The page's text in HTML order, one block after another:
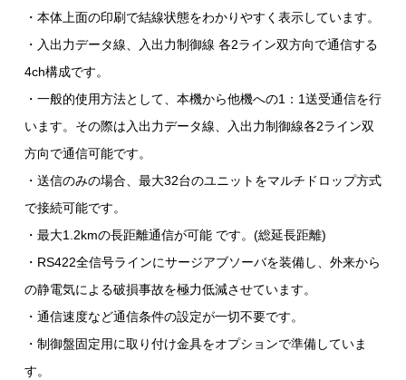
・本体上面の印刷で結線状態をわかりやすく表示しています。
・入出力データ線、入出力制御線 各2ライン双方向で通信する
4ch構成です。
・一般的使用方法として、本機から他機への1：1送受通信を行
います。その際は入出力データ線、入出力制御線各2ライン双
方向で通信可能です。
・送信のみの場合、最大32台のユニットをマルチドロップ方式
で接続可能です。
・最大1.2kmの長距離通信が可能 です。(総延長距離)
・RS422全信号ラインにサージアブソーバを装備し、外来から
の静電気による破損事故を極力低減させています。
・通信速度など通信条件の設定が一切不要です。
・制御盤固定用に取り付け金具をオプションで準備していま
す。